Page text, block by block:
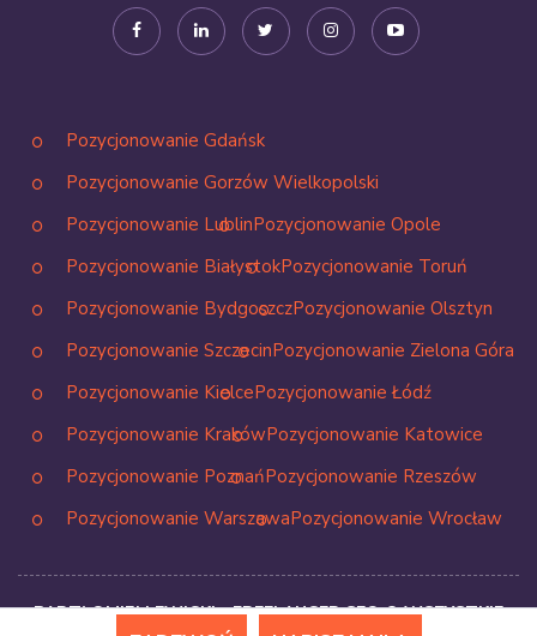
Pozycjonowanie Gdańsk
Pozycjonowanie Gorzów Wielkopolski
Pozycjonowanie LublinPozycjonowanie Opole
Pozycjonowanie BiałystokPozycjonowanie Toruń
Pozycjonowanie BydgoszczPozycjonowanie Olsztyn
Pozycjonowanie SzczecinPozycjonowanie Zielona Góra
Pozycjonowanie KielcePozycjonowanie Łódź
Pozycjonowanie KrakówPozycjonowanie Katowice
Pozycjonowanie PoznańPozycjonowanie Rzeszów
Pozycjonowanie WarszawaPozycjonowanie Wrocław
BARTŁOMIEJ LEWICKI - FREELANCER SEO © WSZYSTKIE